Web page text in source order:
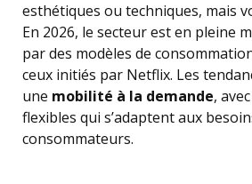
esthétiques ou techniques, mais
En 2026, le secteur est en pleine
par des modèles de
ceux initiés par Netflix. Les
une mobilité à la demande,
flexibles qui s’adaptent aux
consommateurs.